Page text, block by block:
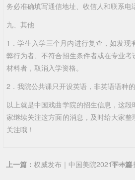
务必准确填写通信地址、收信人和联系电
九、其他
1．学生入学三个月内进行复查，如发现
弊行为者、不符合招生条件者或在专业
材料者，取消入学资格。
2．我院公共课只开设英语，非英语语种
以上就是中国戏曲学院的招生信息，这段
家继续关注这方面的消息，及时给大家
关注哦！
上一篇： 权威发布｜中国美院2021年本
下一篇